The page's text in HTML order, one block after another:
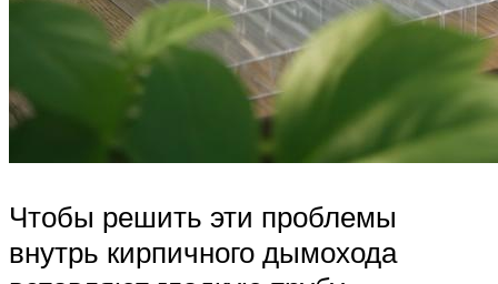
Чтобы решить эти проблемы
внутрь кирпичного дымохода